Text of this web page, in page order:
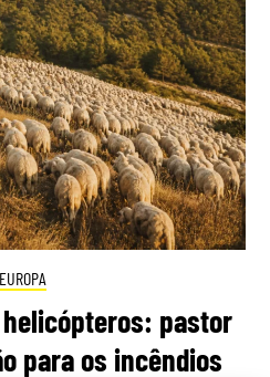
EUROPA
pastor
para os incêndios